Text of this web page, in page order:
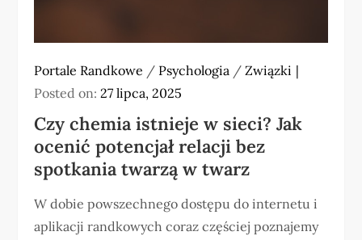
Portale Randkowe / Psychologia /Związki
Posted on:27 lipca, 2025
Czy chemia istnieje w sieci? Jak
ocenić potencjał relacji bez
spotkania twarzą w twarz
W dobie powszechnego dostępu do internetu i
aplikacji randkowych coraz częściej poznajemy